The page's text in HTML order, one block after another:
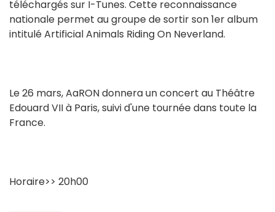
téléchargés sur I-Tunes. Cette reconnaissance
nationale permet au groupe de sortir son 1er album
intitulé Artificial Animals Riding On Neverland.
Le 26 mars, AaRON donnera un concert au Théâtre
Edouard VII à Paris, suivi d'une tournée dans toute la
France.
Horaire>> 20h00